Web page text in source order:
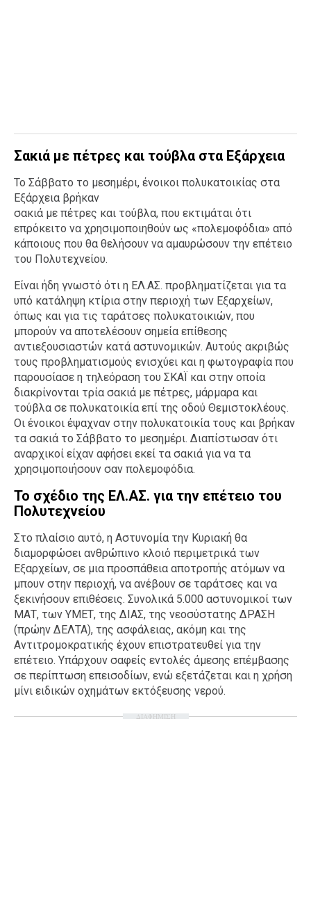
Σακιά με πέτρες και τούβλα στα Εξάρχεια
Το Σάββατο το μεσημέρι, ένοικοι πολυκατοικίας στα
Εξάρχεια βρήκαν
σακιά με πέτρες και τούβλα, που εκτιμάται ότι
επρόκειτο να χρησιμοποιηθούν ως «πολεμοφόδια» από
κάποιους που θα θελήσουν να αμαυρώσουν την επέτειο
του Πολυτεχνείου.
Είναι ήδη γνωστό ότι η ΕΛ.ΑΣ. προβληματίζεται για τα
υπό κατάληψη κτίρια στην περιοχή των Εξαρχείων,
όπως και για τις ταράτσες πολυκατοικιών, που
μπορούν να αποτελέσουν σημεία επίθεσης
αντιεξουσιαστών κατά αστυνομικών. Αυτούς ακριβώς
τους προβληματισμούς ενισχύει και η φωτογραφία που
παρουσίασε η τηλεόραση του ΣΚΑΪ και στην οποία
διακρίνονται τρία σακιά με πέτρες, μάρμαρα και
τούβλα σε πολυκατοικία επί της οδού Θεμιστοκλέους.
Οι ένοικοι έψαχναν στην πολυκατοικία τους και βρήκαν
τα σακιά το Σάββατο το μεσημέρι. Διαπίστωσαν ότι
αναρχικοί είχαν αφήσει εκεί τα σακιά για να τα
χρησιμοποιήσουν σαν πολεμοφόδια.
Το σχέδιο της ΕΛ.ΑΣ. για την επέτειο του
Πολυτεχνείου
Στο πλαίσιο αυτό, η Αστυνομία την Κυριακή θα
διαμορφώσει ανθρώπινο κλοιό περιμετρικά των
Εξαρχείων, σε μια προσπάθεια αποτροπής ατόμων να
μπουν στην περιοχή, να ανέβουν σε ταράτσες και να
ξεκινήσουν επιθέσεις. Συνολικά 5.000 αστυνομικοί των
ΜΑΤ, των ΥΜΕΤ, της ΔΙΑΣ, της νεοσύστατης ΔΡΑΣΗ
(πρώην ΔΕΛΤΑ), της ασφάλειας, ακόμη και της
Αντιτρομοκρατικής έχουν επιστρατευθεί για την
επέτειο. Υπάρχουν σαφείς εντολές άμεσης επέμβασης
σε περίπτωση επεισοδίων, ενώ εξετάζεται και η χρήση
μίνι ειδικών οχημάτων εκτόξευσης νερού.
ΔΙΑΦΗΜΙΣΗ